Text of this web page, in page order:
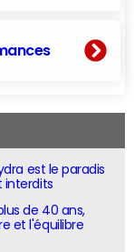
est le paradis
interdits
de 40 ans,
et l'équilibre